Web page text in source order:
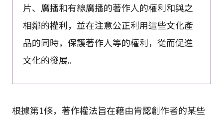
片、廣播和有線廣播的著作人的權利和與之
相鄰的權利，並在注意公正利用這些文化產
品的同時，保護著作人等的權利，從而促進
文化的發展。
根據第1條，著作權法旨在藉由肯認創作者的某些